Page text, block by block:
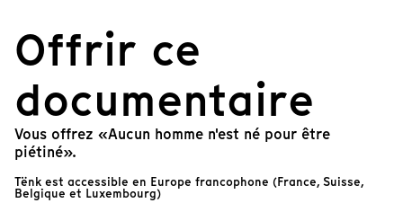
Offrir ce
documentaire
Vous offrez «Aucun homme n'est né pour être
piétiné».
Tënk est accessible en Europe francophone (France, Suisse,
Belgique et Luxembourg)